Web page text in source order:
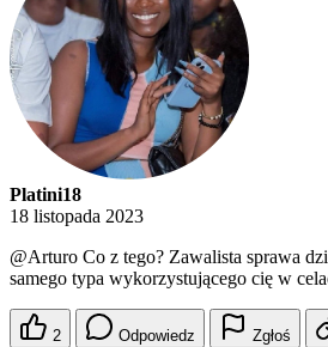
Platini18
18 listopada 2023
@Arturo Co z tego? Zawalista sprawa
samego typa wykorzystującego cię w
2 Odpowiedz Zgłoś